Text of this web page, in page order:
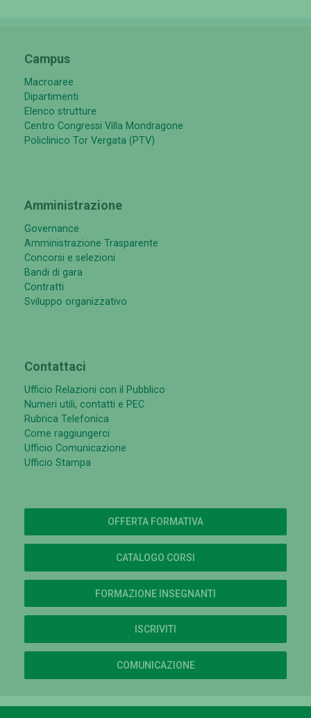
Campus
Macroaree
Dipartimenti
Elenco strutture
Centro Congressi Villa Mondragone
Policlinico Tor Vergata (PTV)
Amministrazione
Governance
Amministrazione Trasparente
Concorsi e selezioni
Bandi di gara
Contratti
Sviluppo organizzativo
Contattaci
Ufficio Relazioni con il Pubblico
Numeri utili, contatti e PEC
Rubrica Telefonica
Come raggiungerci
Ufficio Comunicazione
Ufficio Stampa
OFFERTA FORMATIVA
CATALOGO CORSI
FORMAZIONE INSEGNANTI
ISCRIVITI
COMUNICAZIONE